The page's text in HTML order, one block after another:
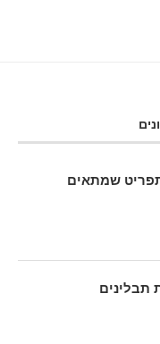
שמתאים
תבלינים